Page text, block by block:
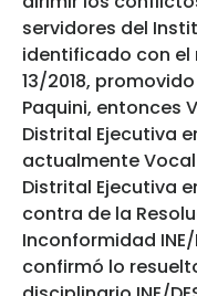
servidores del
identificado con el
13/2018,
Paquini, entonces
Distrital Ejecutiva
actualmente Vocal
Distrital Ejecutiva
contra de la
Inconformidad INE/
confirmó lo